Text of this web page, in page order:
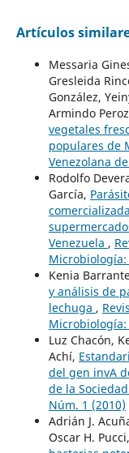
Artículos
Messaria
Gresleida
González,
Armindo
vegetales
populares de
Venezolana
Rodolfo
García,
Venezuela ,
Microbiología:
Kenia
y análisis de
lechuga ,
Microbiología:
Luz Chacón,
Achí,
del gen invA
de la
Núm. 1 (2010)
Adrián J.
Oscar H. Pucci,